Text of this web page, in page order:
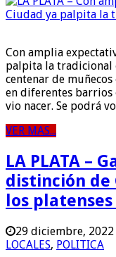
Con amplia
palpita la tradicional
centenar de
en diferentes barrios
vio nacer. Se podrá
VER MAS...
LA PLATA –
distinción de
los
29 diciembre, 2022
LOCALES, POLITICA